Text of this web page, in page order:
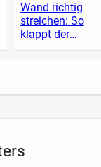
Wand richtig
streichen: So
klappt der
Anstrich